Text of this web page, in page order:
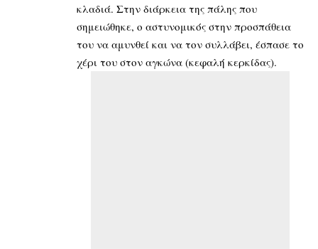
κλαδιά. Στην διάρκεια της πάλης που
σημειώθηκε, ο αστυνομικός στην προσπάθεια
του να αμυνθεί και να τον συλλάβει, έσπασε το
χέρι του στον αγκώνα (κεφαλή κερκίδας).